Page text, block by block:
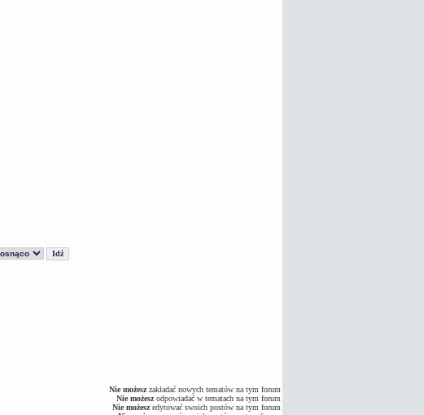
Nie możeszzakładać nowych tematów na tym forum
Nie możeszodpowiadać w tematach na tym forum
Nie możeszedytować swoich postów na tym forum